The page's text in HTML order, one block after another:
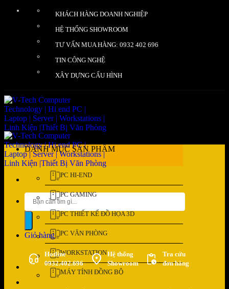
KHÁCH HÀNG DOANH NGHIỆP
HỆ THỐNG SHOWROOM
TƯ VẤN MUA HÀNG: 0932 402 696
TIN CÔNG NGHỆ
XÂY DỰNG CẤU HÌNH
Tìm
kiếm:
Giỏ hàng
Hotline
0932.402.696
Hệ thống
Showroom
Tra cứu
đơn hàng
DANH MỤC SẢN PHẨM
PC HI-END
PC GAMING
PC THIẾT KẾ ĐỒ HỌA 3D
PC VĂN PHÒNG
WORKSTATION
MÁY TÍNH ĐỒNG BỘ